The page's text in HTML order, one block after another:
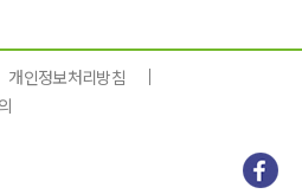
개인정보처리방침